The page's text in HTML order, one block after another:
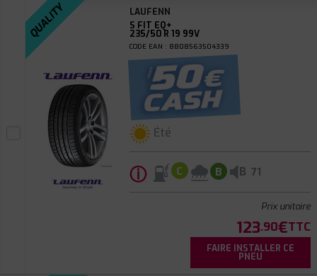
QUALITY
LAUFENN
S FIT EQ+
235/50 R 19 99V
CODE EAN : 8808563504339
Été
ⓘ C B B 71
Prix unitaire
123.90€TTC
FAIRE INSTALLER CE
PNEU